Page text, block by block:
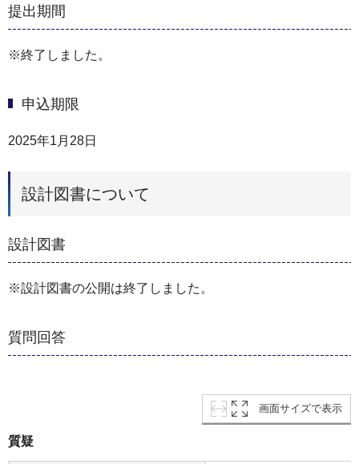
提出期間
※終了しました。
申込期限
2025年1月28日
設計図書について
設計図書
※設計図書の公開は終了しました。
質問回答
画面サイズで表示
質疑